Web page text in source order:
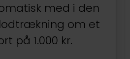
med i den
om et
på 1.000 kr.